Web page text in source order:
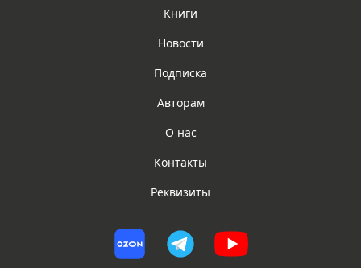
Книги
Новости
Подписка
Авторам
О нас
Контакты
Реквизиты